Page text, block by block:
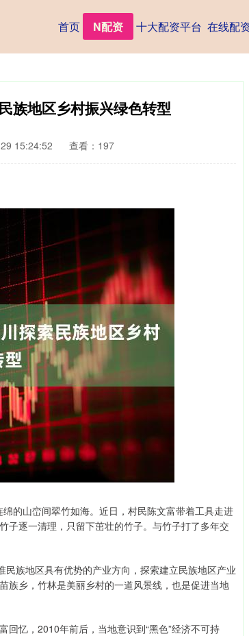
首页 N配资 十大配资平台 在线配
族地区乡村振兴绿色转型
15:24:52 查看：197
山峦间翠竹如海。近日，村民陈文富带着工具走进
子逐一清理，只留下茁壮的竹子。与竹子打了多年交
族地区具有优势的产业方向，探索建立民族地区产业
族乡，竹林是美丽乡村的一道风景线，也是促进当地
忆，2010年前后，当地意识到“黑色”经济不可持
沪深300 4651.31